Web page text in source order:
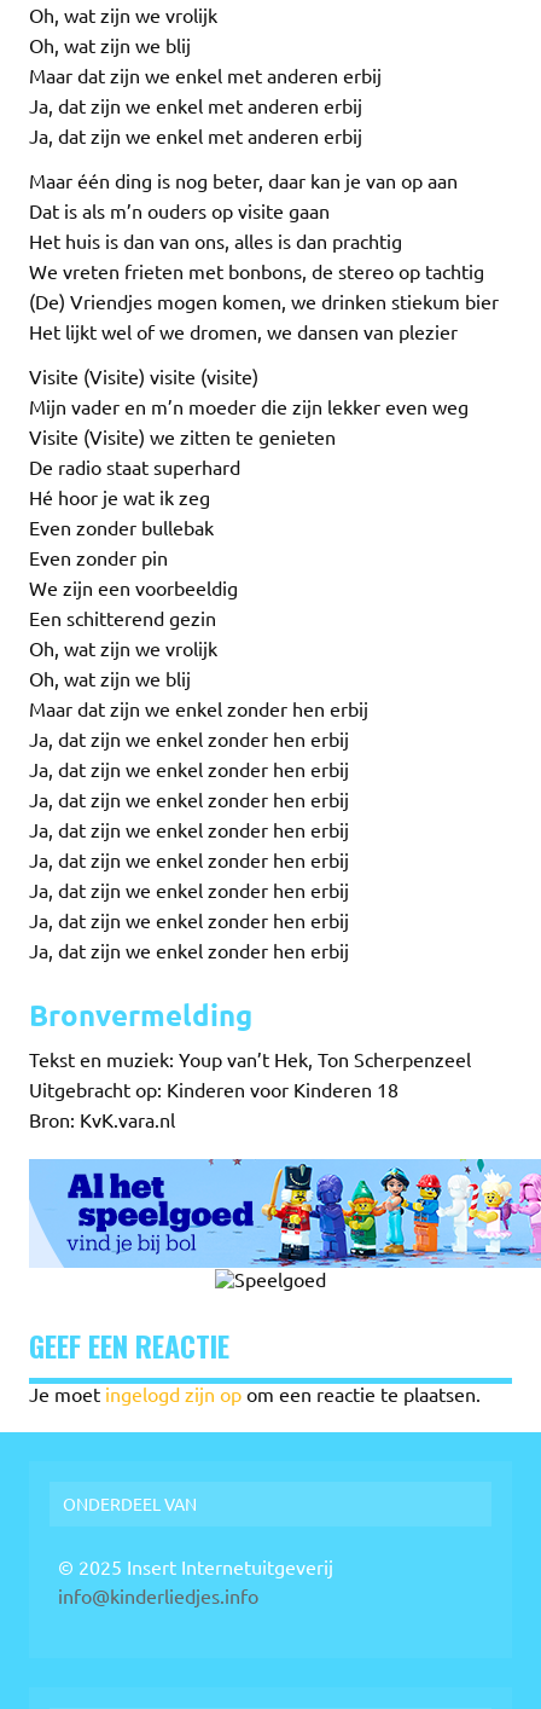
Oh, wat zijn we vrolijk
Oh, wat zijn we blij
Maar dat zijn we enkel met anderen erbij
Ja, dat zijn we enkel met anderen erbij
Ja, dat zijn we enkel met anderen erbij
Maar één ding is nog beter, daar kan je van op aan
Dat is als m’n ouders op visite gaan
Het huis is dan van ons, alles is dan prachtig
We vreten frieten met bonbons, de stereo op tachtig
(De) Vriendjes mogen komen, we drinken stiekum bier
Het lijkt wel of we dromen, we dansen van plezier
Visite (Visite) visite (visite)
Mijn vader en m’n moeder die zijn lekker even weg
Visite (Visite) we zitten te genieten
De radio staat superhard
Hé hoor je wat ik zeg
Even zonder bullebak
Even zonder pin
We zijn een voorbeeldig
Een schitterend gezin
Oh, wat zijn we vrolijk
Oh, wat zijn we blij
Maar dat zijn we enkel zonder hen erbij
Ja, dat zijn we enkel zonder hen erbij
Ja, dat zijn we enkel zonder hen erbij
Ja, dat zijn we enkel zonder hen erbij
Ja, dat zijn we enkel zonder hen erbij
Ja, dat zijn we enkel zonder hen erbij
Ja, dat zijn we enkel zonder hen erbij
Ja, dat zijn we enkel zonder hen erbij
Ja, dat zijn we enkel zonder hen erbij
Bronvermelding
Tekst en muziek: Youp van’t Hek, Ton Scherpenzeel
Uitgebracht op: Kinderen voor Kinderen 18
Bron: KvK.vara.nl
GEEF EEN REACTIE
Je moet ingelogd zijn op om een reactie te plaatsen.
ONDERDEEL VAN
© 2025 Insert Internetuitgeverij
info@kinderliedjes.info